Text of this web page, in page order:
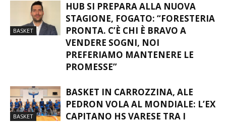
BASKET
HUB SI PREPARA ALLA NUOVA
STAGIONE, FOGATO: “FORESTERIA
PRONTA. C’È CHI È BRAVO A
VENDERE SOGNI, NOI
PREFERIAMO MANTENERE LE
PROMESSE”
BASKET
BASKET IN CARROZZINA, ALE
PEDRON VOLA AL MONDIALE: L’EX
CAPITANO HS VARESE TRA I